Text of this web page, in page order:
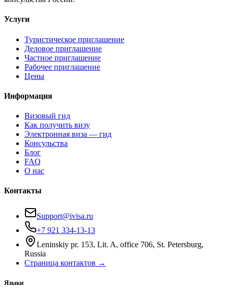
Услуги
Туристическое приглашение
Деловое приглашение
Частное приглашение
Рабочее приглашение
Цены
Информация
Визовый гид
Как получить визу
Электронная виза — гид
Консульства
Блог
FAQ
О нас
Контакты
Support@ivisa.ru
+7 921 334-13-13
Leninskiy pr. 153, Lit. A, office 706, St. Petersburg,
Russia
Страница контактов →
Языки